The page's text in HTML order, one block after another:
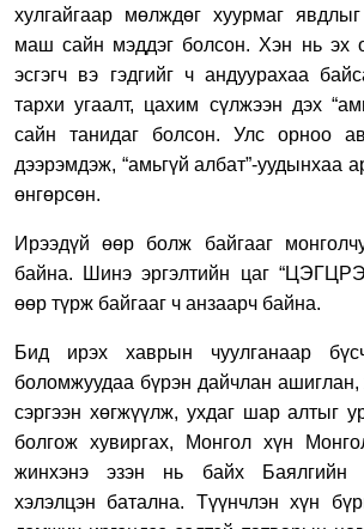
хулгайгаар мөлждөг хуурмаг явдлыг
маш сайн мэддэг болсон. Хэн нь эх
эсгэгч вэ гэдгийг чандуурахаа
тархи угаалт, цахим сүлжээн дэх
сайн танидаг болсон. Улс орноо
дээрэмдэж, “амьгүй албат”-уудынхаа
өнгөрсөн.
Ирээдүй өөр болж байгааг
байна. Шинээргэлтийн цаг
өөр түрж байгааг ч анзаарч байна.
Бид ирэх хаврын чуулганаар бүс
боломжуудаа бүрэн дайчлан ашиглан,
сэргээн хөгжүүлж, ухдаг шар алтыг
болгож хувиргах, Монгол хүн
жинхэнэ эзэн нь байхБаялгийн
хэлэлцэн батална.
Түүнчлэнхүн